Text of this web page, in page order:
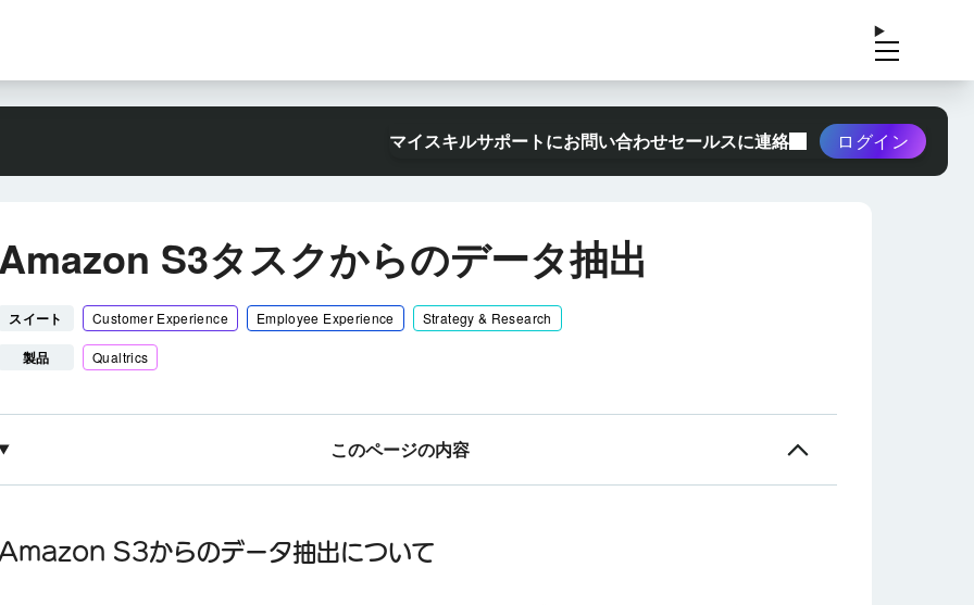
マイスキルサポートにお問い合わせセールスに連絡 ログイン
Amazon S3タスクからのデータ抽出
スイート Customer Experience Employee Experience Strategy & Research
製品 Qualtrics
このページの内容
始める前に
Amazon S3からのデータ抽出について